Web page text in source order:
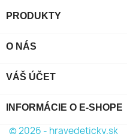
PRODUKTY
O NÁS
VÁŠ ÚČET
INFORMÁCIE O E-SHOPE
© 2026 - hravedeticky.sk